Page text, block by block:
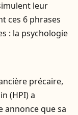
leur
ces 6 phrases
: la psychologie
précaire,
(HPI) a
annonce que sa